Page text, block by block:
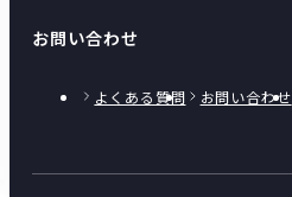
お問い合わせ
よくある質問 お問い合わせ